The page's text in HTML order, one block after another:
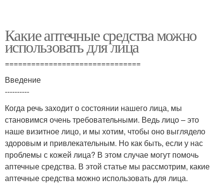
Какие аптечные средства можно
использовать для лица
===============================
Введение
----------
Когда речь заходит о состоянии нашего лица, мы
становимся очень требовательными. Ведь лицо – это
наше визитное лицо, и мы хотим, чтобы оно выглядело
здоровым и привлекательным. Но как быть, если у нас
проблемы с кожей лица? В этом случае могут помочь
аптечные средства. В этой статье мы рассмотрим, какие
аптечные средства можно использовать для лица.